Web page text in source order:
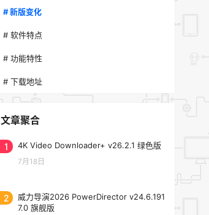
# 新版变化
# 软件特点
# 功能特性
# 下载地址
文章聚合
1 4K Video Downloader+ v26.2.1 绿色版
7月18日
2
威力导演2026 PowerDirector v24.6.191
7.0 旗舰版